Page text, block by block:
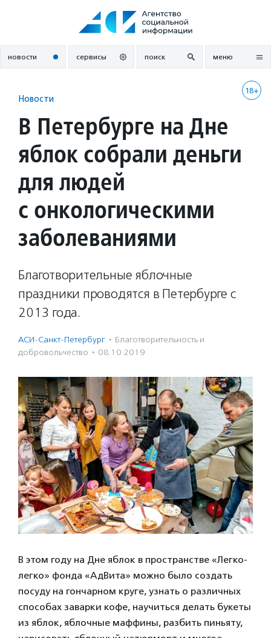
новости сервисы поиск меню
18+
Новости
В Петербурге на Дне
яблок собрали деньги
для людей
с онкологическими
заболеваниями
Благотворительные яблочные
праздники проводятся в Петербурге с
2013 года.
АСИ-Санкт-Петербург · Благотвори­тель­ность и
доброволь­чест­во · 08.10.2019
В этом году на Дне яблок в пространстве «Легко-
легко» фонда «АдВита» можно было создать
посуду на гончарном круге, узнать о различных
способах заварки кофе, научиться делать букеты
из яблок, яблочные маффины, разбить пиньяту,